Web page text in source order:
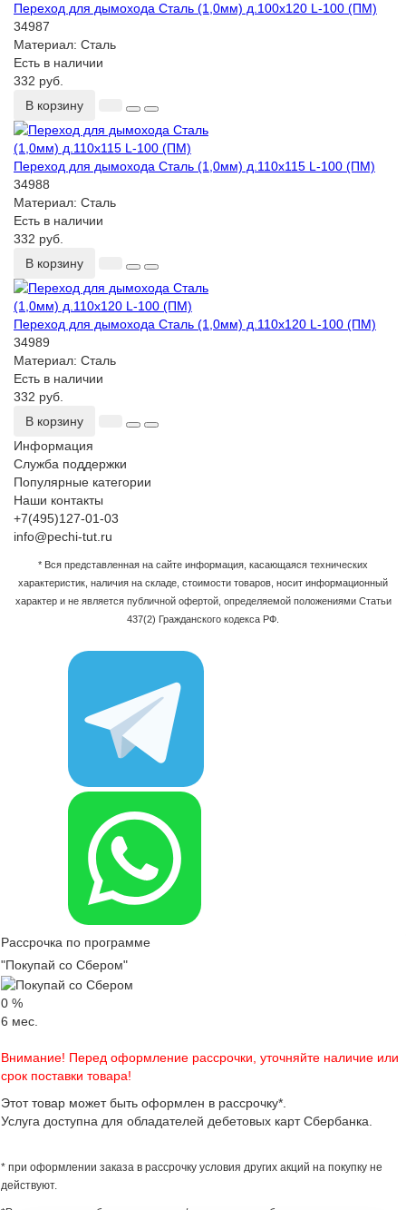
Переход для дымохода Сталь (1,0мм) д.100х120 L-100 (ПМ)
34987
Материал: Сталь
Есть в наличии
332 руб.
В корзину
Переход для дымохода Сталь (1,0мм) д.110х115 L-100 (ПМ)
34988
Материал: Сталь
Есть в наличии
332 руб.
В корзину
Переход для дымохода Сталь (1,0мм) д.110х120 L-100 (ПМ)
34989
Материал: Сталь
Есть в наличии
332 руб.
В корзину
Информация
Служба поддержки
Популярные категории
Наши контакты
+7(495)127-01-03
info@pechi-tut.ru
* Вся представленная на сайте информация, касающаяся технических
характеристик, наличия на складе, стоимости товаров, носит информационный
характер и не является публичной офертой, определяемой положениями Статьи
437(2) Гражданского кодекса РФ.
Рассрочка по программе
"Покупай со Сбером"
0 %
6 мес.
Внимание! Перед оформление рассрочки, уточняйте наличие или
срок поставки товара!
Этот товар может быть оформлен в рассрочку*.
Услуга доступна для обладателей дебетовых карт Сбербанка.
* при оформлении заказа в рассрочку условия других акций на покупку не
действуют.